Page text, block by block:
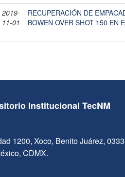
2019-
11-01
RECUPERACIÓN DE
BOWEN OVER SHOT 150 EN
Institucional TecNM
1200, Xoco, Benito Juárez,
CDMX.